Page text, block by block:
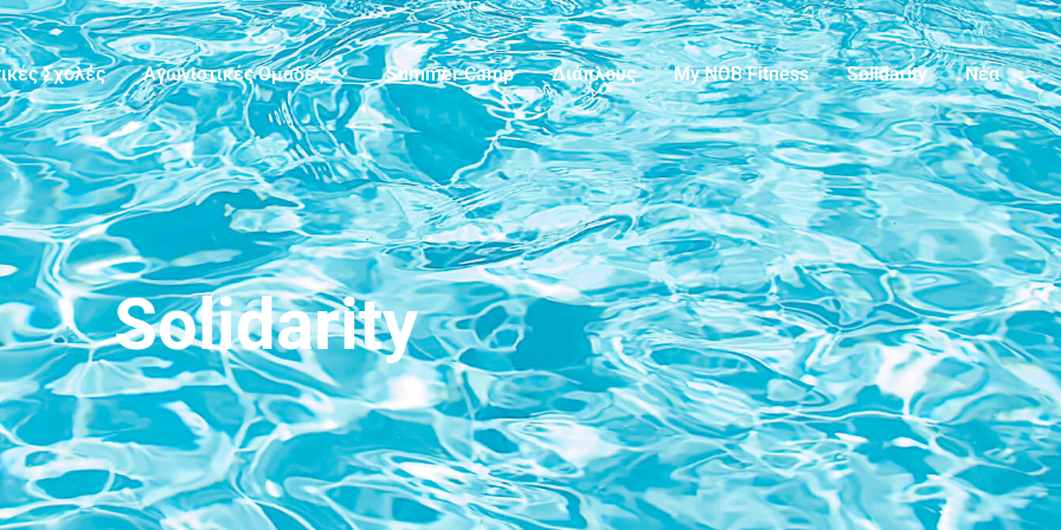
Σχολές Αγωνιστικές Ομάδες Summer Camp Διάπλους My NOB Fitness Solidarity
Νέα
Solidarity